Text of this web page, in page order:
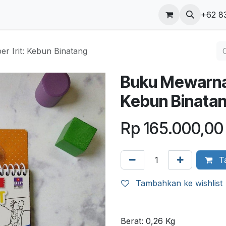
+62
Irit: Kebun Binatang
Buku
Kebun
Rp 165.000,00
Tambahkan ke wishlist
Berat: 0,26 Kg